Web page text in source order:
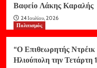
Βαφείο Λάκης Καραλής
24 Ιουλίου, 2026
Πολιτισμός
“Ο Επιθεωρητής
Ηλιούπολη την Τετάρτη